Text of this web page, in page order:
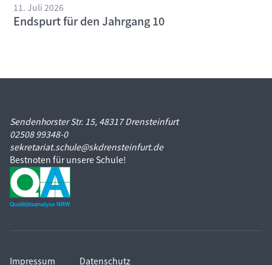
11. Juli 2026
Endspurt für den Jahrgang 10
Sendenhorster Str. 15, 48317 Drensteinfurt
02508 99348-0
sekretariat.schule@skdrensteinfurt.de
Bestnoten für unsere Schule!
Impressum Datenschutz